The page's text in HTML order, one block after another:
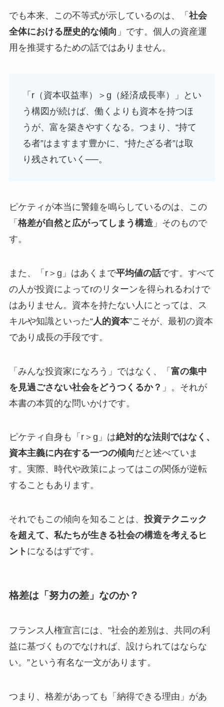
でも本来、この不等式が示しているのは、「 社会
全体における歴史的な傾向 」です。個人の資産運
用を推奨するための話ではありません。
「r（資本収益率）＞g（経済成長率）」とい
う構図が続けば、働くよりも資本を持つほ
うが、富を築きやすくなる。つまり、“持て
る者”はますます豊かに、“持たざる者”は取
り残されていく──。
ピケティが本当に警鐘を鳴らしているのは、この
「 格差が自然と広がってしまう構造」そのもので
す。
また、「r＞g」はあくまで平均値の話です。すべて
の人が投資によってrのリターンを得られるわけで
はありません。資本を持たない人にとっては、ス
キルや知識といった“人的資本”こそが、最初の資本
であり成長の手段です。
「みんな投資家になろう」ではなく、「 富の集中
を見過ごさない社会をどうつくるか？ 」。それが
本書の本質的な問いかけです。
ピケティ自身も「r＞g」は絶対的な法則ではなく、
資本主義に内在する一つの傾向だと述べていま
す。実際、時代や政策によってはこの関係が逆転
することもあります。
それでもこの傾向を知ることは、 投資テクニック
を超えて、私たちが生きる社会の構造を考えるヒ
ント になるはずです。
格差は「努力の差」なのか？
フランス人権宣言には、”社会的差別は、共同の利
益に基づくものでなければ、設けられてはならな
い。”という有名な一文があります。
つまり、格差があっても「納得できる理由」があ